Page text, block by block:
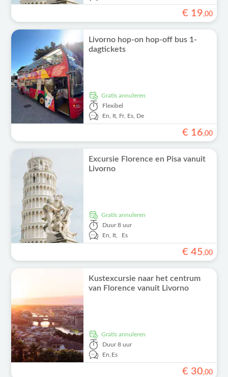
€ 19,00
Livorno hop-on hop-off bus 1-
dagtickets
Gratis annuleren
Flexibel
En,
It, Fr, Es, De
€ 16,00
Excursie Florence en Pisa vanuit
Livorno
Gratis annuleren
Duur 8 uur
En,
It, Es
€ 45,00
Kustexcursie naar het centrum
van Florence vanuit Livorno
Gratis annuleren
Duur 8 uur
En,Es
€ 30,00